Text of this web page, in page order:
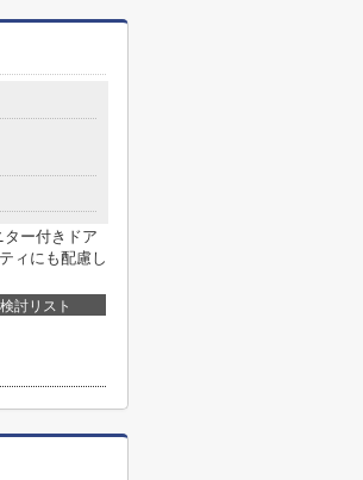
ー付きドア
ィにも配慮し
検討リスト